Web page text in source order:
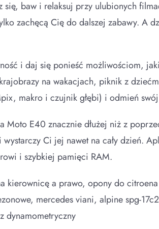
baw i relaksuj przy ulubionych
zachęcą Cię do dalszej zabawy. A
i daj się ponieść możliwościom,
na wakacjach, piknik z
makro i czujnik głębi) i odmień
Moto E40 znacznie dłużej niż z
Ci jej nawet na cały dzień.
i szybkiej pamięci RAM.
kierownicę a prawo, opony do
mercedes viani, alpine spg-
dynamometryczny